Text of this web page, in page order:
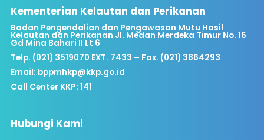
Kementerian Kelautan dan Perikanan
Badan Pengendalian dan Pengawasan Mutu Hasil
Kelautan dan Perikanan Jl. Medan Merdeka Timur No. 16
Gd Mina Bahari II Lt 6
Telp. (021) 3519070 EXT. 7433 – Fax. (021) 3864293
Email: bppmhkp@kkp.go.id
Call Center KKP: 141
Hubungi Kami